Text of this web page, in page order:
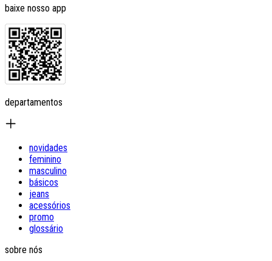
baixe nosso app
departamentos
novidades
feminino
masculino
básicos
jeans
acessórios
promo
glossário
sobre nós